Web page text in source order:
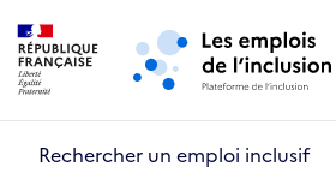
Aller au menu principal
Rechercher un emploi inclusif